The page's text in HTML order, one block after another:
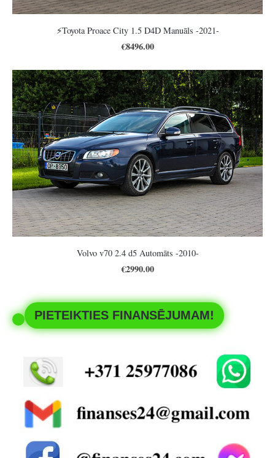
PIETEIKTIES FINANSĒJUMAM!
⚡️Toyota Proace City 1.5 D4D Manuāls -2021-
€8496.00
Volvo v70 2.4 d5 Automāts -2010-
€2990.00